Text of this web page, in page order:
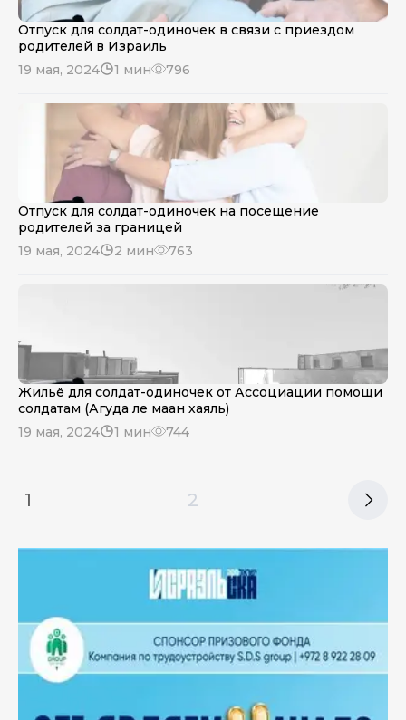
19 мая, 2024 1 мин 796
Отпуск для солдат-одиночек в связи с приездом
родителей в Израиль
19 мая, 2024 2 мин 763
Отпуск для солдат-одиночек на посещение
родителей за границей
19 мая, 2024 1 мин 744
Жильё для солдат-одиночек от Ассоциации помощи
солдатам (Агуда ле маан хаяль)
1 2